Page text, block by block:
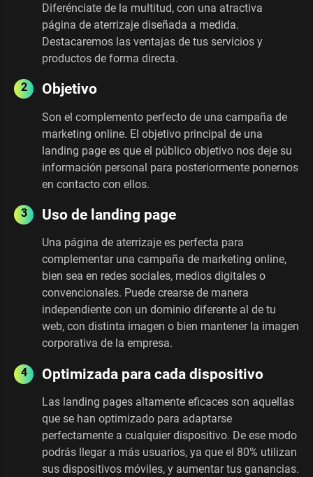
Diferénciate de la multitud, con una atractiva
página de aterrizaje diseñada a medida.
Destacaremos las ventajas de tus servicios y
productos de forma directa.
Objetivo
Son el complemento perfecto de una campaña de
marketing online. El objetivo principal de una
landing page es que el público objetivo nos deje su
información personal para posteriormente ponernos
en contacto con ellos.
Uso de landing page
Una página de aterrizaje es perfecta para
complementar una campaña de marketing online,
bien sea en redes sociales, medios digitales o
convencionales. Puede crearse de manera
independiente con un dominio diferente al de tu
web, con distinta imagen o bien mantener la imagen
corporativa de la empresa.
Optimizada para cada dispositivo
Las landing pages altamente eficaces son aquellas
que se han optimizado para adaptarse
perfectamente a cualquier dispositivo. De ese modo
podrás llegar a más usuarios, ya que el 80% utilizan
sus dispositivos móviles, y aumentar tus ganancias.